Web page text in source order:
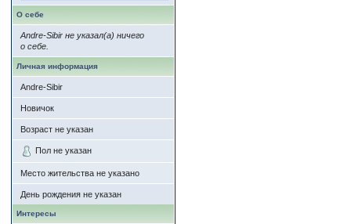
О себе
Andre-Sibir не указал(а) ничего
о себе.
Личная информация
Andre-Sibir
Новичок
Возраст не указан
Пол не указан
Место жительства не указано
День рождения не указан
Интересы